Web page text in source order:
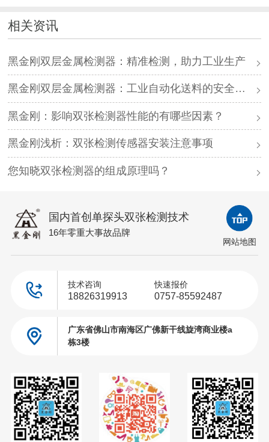
相关资讯
黑金刚双层金属检测器：精准检测，助力工业生产
黑金刚双层金属检测器：工业自动化送料的安全卫士
黑金刚：影响双张检测器性能的有哪些因素？
黑金刚浅析：双张检测传感器安装注意事项
您知晓双张检测器的组成原理吗？
国内首创单探头双张检测技术
16年零重大事故品牌
网站地图
技术咨询
18826319913
快速报价
0757-85592487
广东省佛山市南海区广佛新干线旋湾商业楼a
栋3楼